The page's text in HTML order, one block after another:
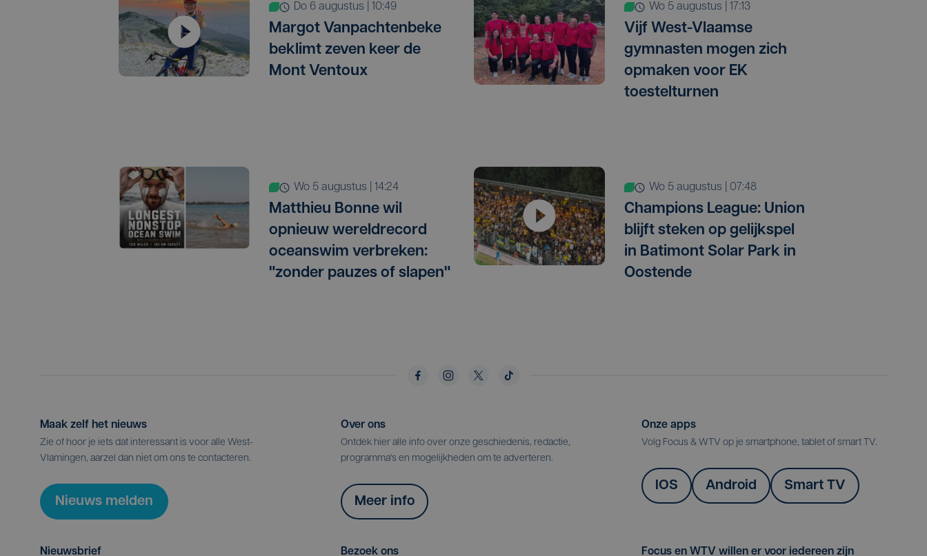
do 6 augustus | 10:49
Margot Vanpachtenbeke
beklimt zeven keer de
Mont Ventoux
wo 5 augustus | 17:13
Vijf West-Vlaamse
gymnasten mogen zich
opmaken voor EK
toestelturnen
wo 5 augustus | 14:24
Matthieu Bonne wil
opnieuw wereldrecord
oceanswim verbreken:
"zonder pauzes of slapen"
wo 5 augustus | 07:48
Champions League: Union
blijft steken op gelijkspel
in Batimont Solar Park in
Oostende
Maak zelf het nieuws
Zie of hoor je iets dat interessant is voor alle West-
Vlamingen, aarzel dan niet om ons te contacteren.
Nieuws melden
Over ons
Ontdek hier alle info over onze geschiedenis, redactie,
programma's en mogelijkheden om te adverteren.
Meer info
Onze apps
Volg Focus & WTV op je smartphone, tablet of smart TV.
IOS Android Smart TV
Nieuwsbrief Bezoek ons Focus en WTV willen er voor iedereen zijn